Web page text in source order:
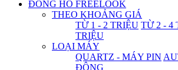
ĐỒNG HỒ FREELOOK
THEO KHOẢNG GIÁ
TỪ 1 - 2 TRIỆU TỪ 2 - 4
TRIỆU
LOẠI MÁY
QUARTZ - MÁY PIN
ĐỘNG